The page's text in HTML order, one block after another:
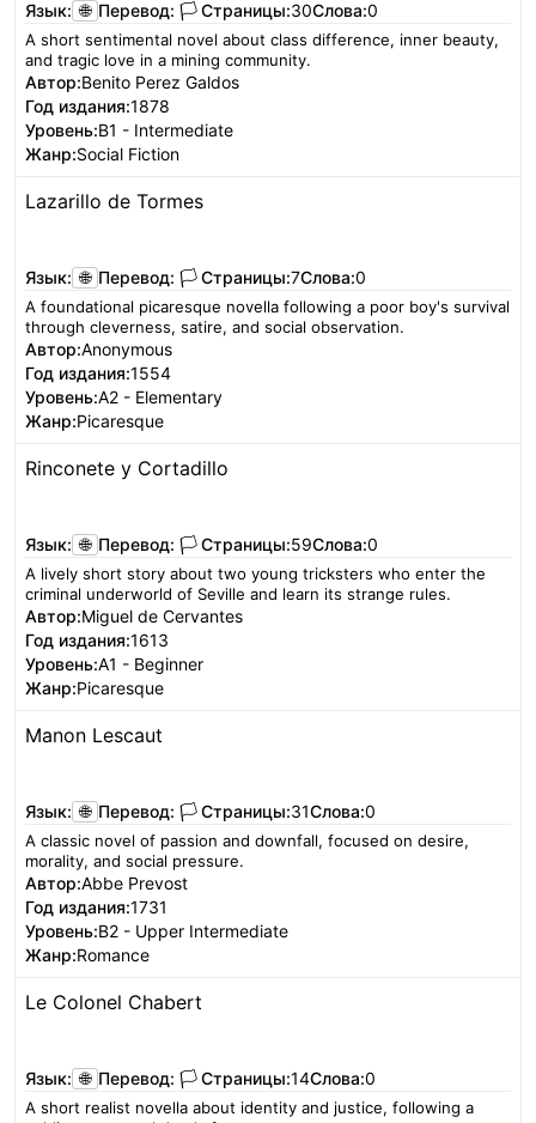
Язык: 🌐 Перевод: 🏳️ Страницы:30Слова:0
A short sentimental novel about class difference, inner beauty,
and tragic love in a mining community.
Автор:Benito Perez Galdos
Год издания:1878
Уровень:B1 - Intermediate
Жанр:Social Fiction
Lazarillo de Tormes
Язык: 🌐 Перевод: 🏳️ Страницы:7Слова:0
A foundational picaresque novella following a poor boy's survival
through cleverness, satire, and social observation.
Автор:Anonymous
Год издания:1554
Уровень:A2 - Elementary
Жанр:Picaresque
Rinconete y Cortadillo
Язык: 🌐 Перевод: 🏳️ Страницы:59Слова:0
A lively short story about two young tricksters who enter the
criminal underworld of Seville and learn its strange rules.
Автор:Miguel de Cervantes
Год издания:1613
Уровень:A1 - Beginner
Жанр:Picaresque
Manon Lescaut
Язык: 🌐 Перевод: 🏳️ Страницы:31Слова:0
A classic novel of passion and downfall, focused on desire,
morality, and social pressure.
Автор:Abbe Prevost
Год издания:1731
Уровень:B2 - Upper Intermediate
Жанр:Romance
Le Colonel Chabert
Язык: 🌐 Перевод: 🏳️ Страницы:14Слова:0
A short realist novella about identity and justice, following a